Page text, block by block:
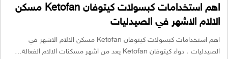
اهم استخدامات كبسولات كيتوفان Ketofan مسكن
الالام الاشهر في الصيدليات
اهم استخدامات كبسولات كيتوفان Ketofan مسكن الالام الاشهر في
الصيدليات ، دواء كيتوفان Ketofan يعد من اشهر مسكنات الالام الفعالة…